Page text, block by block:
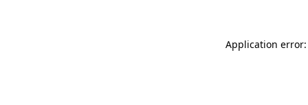
Application